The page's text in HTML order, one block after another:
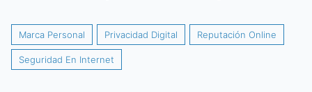
Marca Personal Privacidad Digital Reputación Online
Seguridad En Internet